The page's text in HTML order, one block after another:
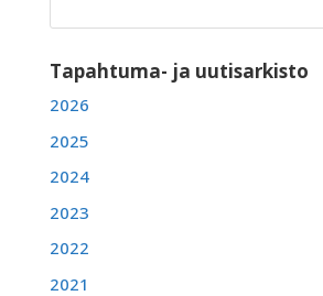
Tapahtuma- ja uutisarkisto
2026
2025
2024
2023
2022
2021